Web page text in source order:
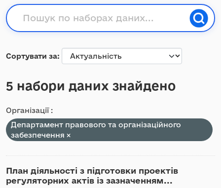
Сортувати за
5 набори даних знайдено
Організації :
Департамент правового та організаційного
забезпечення
План діяльності з підготовки проектів
регуляторних актів із зазначенням...